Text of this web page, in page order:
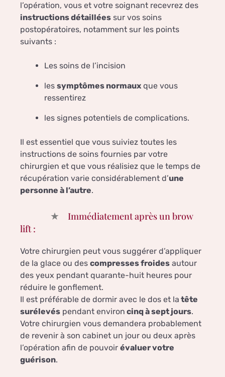
l’opération, vous et votre soignant recevrez des
instructions détaillées sur vos soins
postopératoires, notamment sur les points
suivants :
Les soins de l’incision
les symptômes normaux que vous
ressentirez
les signes potentiels de complications.
Il est essentiel que vous suiviez toutes les
instructions de soins fournies par votre
chirurgien et que vous réalisiez que le temps de
récupération varie considérablement d’une
personne à l’autre.
Immédiatement après un brow
lift :
Votre chirurgien peut vous suggérer d’appliquer
de la glace ou des compresses froides autour
des yeux pendant quarante-huit heures pour
réduire le gonflement.
Il est préférable de dormir avec le dos et la tête
surélevés pendant environ cinq à sept jours.
Votre chirurgien vous demandera probablement
de revenir à son cabinet un jour ou deux après
l’opération afin de pouvoir évaluer votre
guérison.